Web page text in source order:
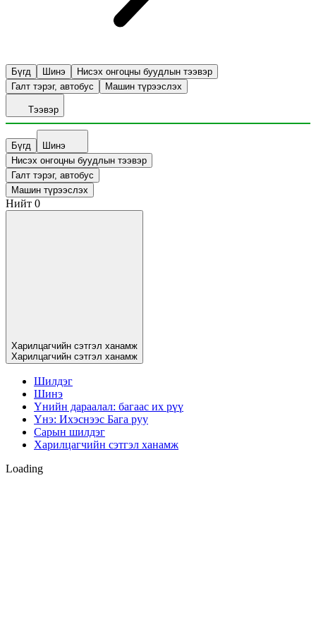
Бүгд Шинэ
Нисэх онгоцны буудлын тээвэр
Галт тэрэг, автобус
Машин түрээслэх
Тээвэр
Бүгд
Шинэ
Нисэх онгоцны буудлын тээвэр
Галт тэрэг, автобус
Машин түрээслэх
Нийт 0
Харилцагчийн сэтгэл ханамж
Харилцагчийн сэтгэл ханамж
Шилдэг
Шинэ
Үнийн дараалал: багаас их рүү
Үнэ: Ихэснээс Бага руу
Сарын шилдэг
Харилцагчийн сэтгэл ханамж
Loading